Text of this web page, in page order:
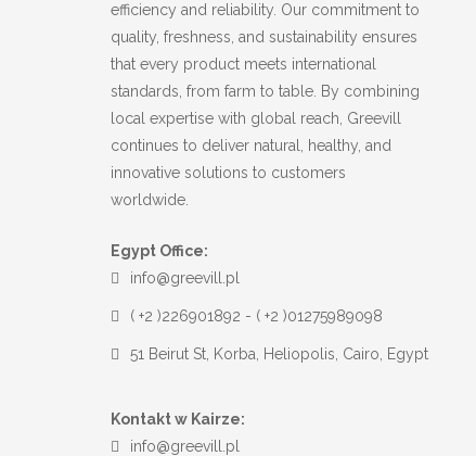
efficiency and reliability. Our commitment to
quality, freshness, and sustainability ensures
that every product meets international
standards, from farm to table. By combining
local expertise with global reach, Greevill
continues to deliver natural, healthy, and
innovative solutions to customers
worldwide.
Egypt Office:
info@greevill.pl
( +2 )226901892 - ( +2 )01275989098
51 Beirut St, Korba, Heliopolis, Cairo, Egypt
Kontakt w Kairze:
info@greevill.pl